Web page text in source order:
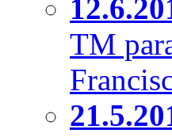
TM